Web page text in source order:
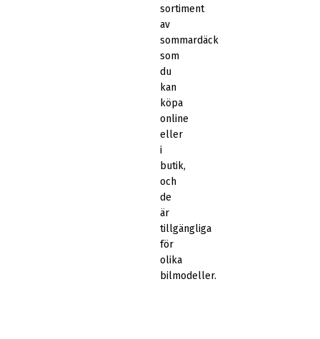
sortiment
av
sommardäck
som
du
kan
köpa
online
eller
i
butik,
och
de
är
tillgängliga
för
olika
bilmodeller.